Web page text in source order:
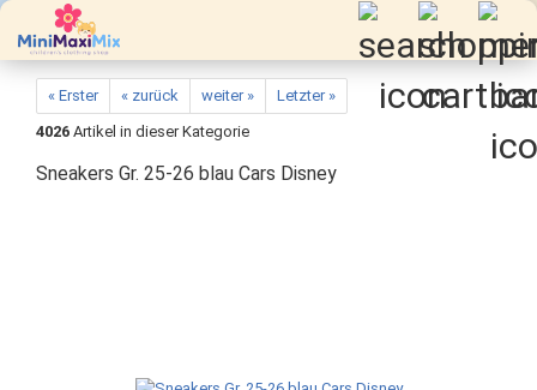
« Erster « zurück weiter »
Letzter »
4026 Artikel in dieser Kategorie
Sneakers Gr. 25-26 blau Cars Disney